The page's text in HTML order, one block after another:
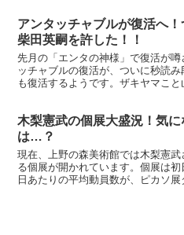
アンタッチャブルが復活へ
柴田英嗣を許した！！
先月の「エンタの神様」で復活が
ッチャブルの復活が、ついに秒読
も復活するようです。ザキヤマこ
木梨憲武の個展大盛況！気
は…？
現在、上野の森美術館では木梨憲
る個展が開かれています。個展は
日あたりの平均動員数が、ピカソ